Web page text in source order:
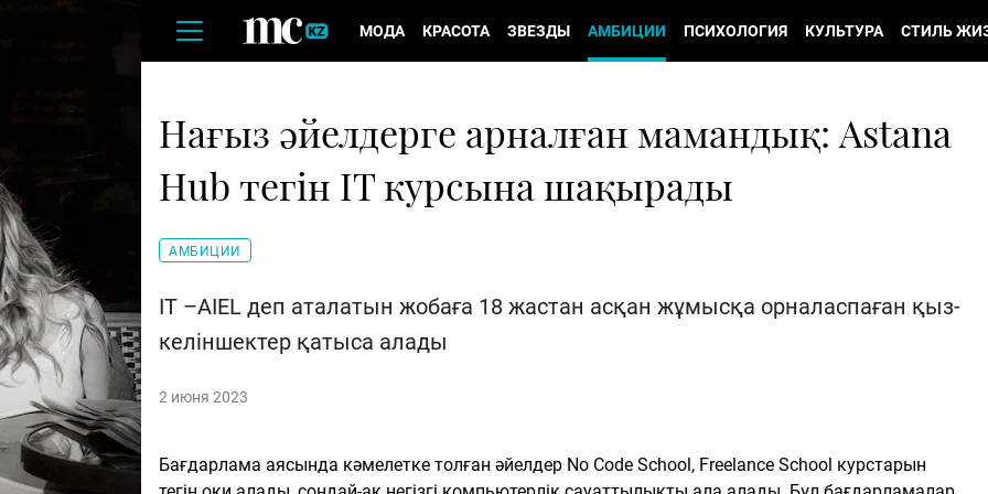
МОДА КРАСОТА ЗВЕЗДЫ АМБИЦИИ ПСИХОЛОГИЯ КУЛЬТУРА СТИЛЬ
Нағыз әйелдерге арналған мамандық: Astana
Hub тегін IT курсына шақырады
АМБИЦИИ
IT –AIEL деп аталатын жобаға 18 жастан асқан жұмысқа орналаспаған қыз-
келіншектер қатыса алады
2 июня 2023
Бағдарлама аясында кәмелетке толған әйелдер No Code School, Freelance School курстарын